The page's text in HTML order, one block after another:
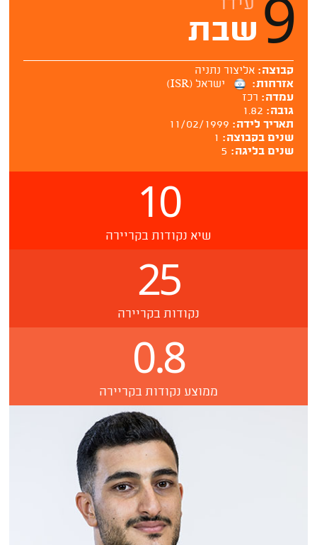
9 עידו
שבת
קבוצה:אליצור נתניה
אזרחות:
ישראל (ISR)
עמדה: רכז
גובה: 1.82
תאריך לידה: 11/02/1999
שנים בקבוצה: 1
שנים בליגה: 5
10
שיא נקודות בקריירה
25
נקודות בקריירה
0.8
ממוצע נקודות בקריירה